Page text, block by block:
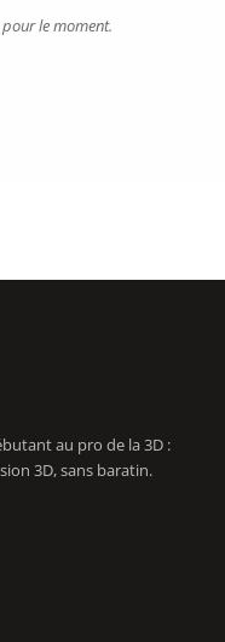
le moment.
au pro de la 3D :
3D, sans baratin.